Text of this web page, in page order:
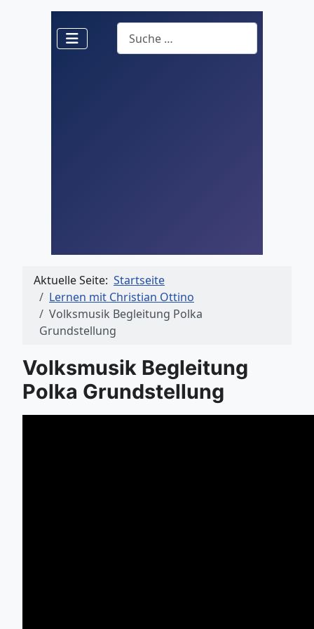
Suchen
Aktuelle Seite: Startseite
Lernen mit Christian Ottino
Volksmusik Begleitung Polka
Grundstellung
Volksmusik Begleitung
Polka Grundstellung